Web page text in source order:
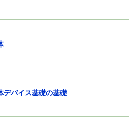
デバイス基礎の基礎